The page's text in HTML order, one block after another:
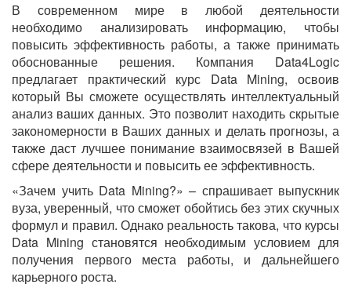
В современном мире в любой деятельности
необходимо анализировать информацию, чтобы
повысить эффективность работы, а также принимать
обоснованные решения. Компания Data4Logic
предлагает практический курс Data Mining, освоив
который Вы сможете осуществлять интеллектуальный
анализ ваших данных. Это позволит находить скрытые
закономерности в Ваших данных и делать прогнозы, а
также даст лучшее понимание взаимосвязей в Вашей
сфере деятельности и повысить ее эффективность.
«Зачем учить Data Mining?» – спрашивает выпускник
вуза, уверенный, что сможет обойтись без этих скучных
формул и правил. Однако реальность такова, что курсы
Data Mining становятся необходимым условием для
получения первого места работы, и дальнейшего
карьерного роста.